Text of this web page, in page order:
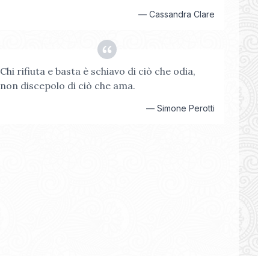
— Cassandra Clare
Chi rifiuta e basta è schiavo di ciò che odia,
non discepolo di ciò che ama.
— Simone Perotti